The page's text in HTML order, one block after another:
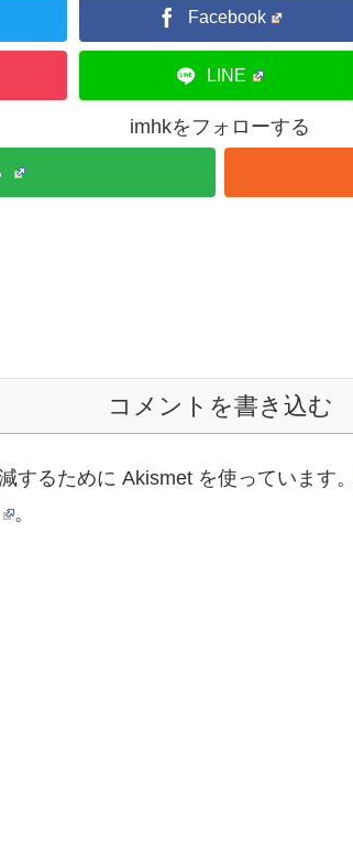
Facebook
LINE
imhkをフォローする
コメントを書き込む
するために Akismet を使っています。
。